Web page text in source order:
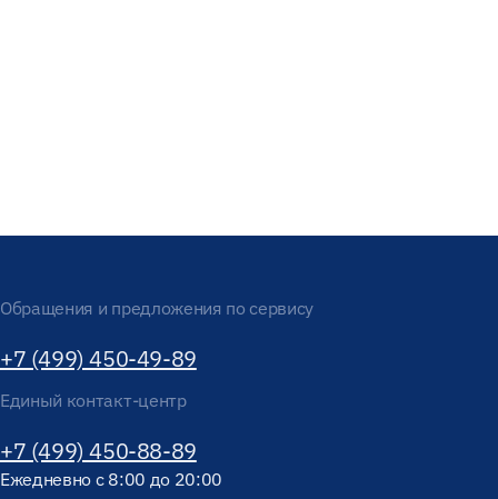
Обращения и предложения по сервису
+7 (499) 450-49-89
Единый контакт-центр
+7 (499) 450-88-89
Ежедневно с 8:00 до 20:00